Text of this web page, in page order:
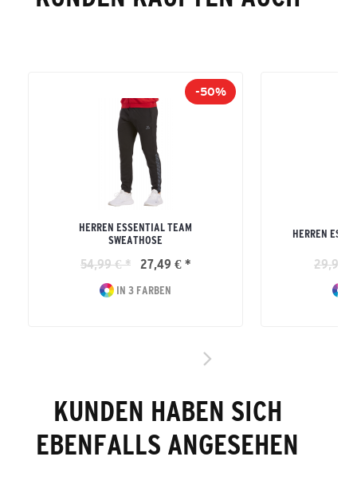
-50%
HERREN ESSENTIAL TEAM
SWEATHOSE
54,99 € * 27,49 € *
IN 3 FARBEN
HERREN
29,99
KUNDEN HABEN SICH
EBENFALLS ANGESEHEN